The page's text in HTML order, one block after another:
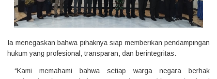
Ia menegaskan bahwa pihaknya siap memberikan pendampingan
hukum yang profesional, transparan, dan berintegritas.
“Kami memahami bahwa setiap warga negara berhak